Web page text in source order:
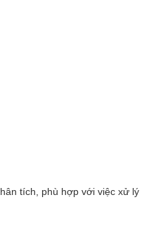
tích, phù hợp với việc xử lý